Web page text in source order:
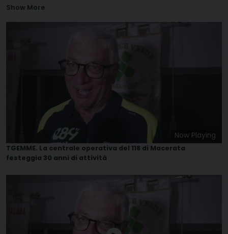
Show More
Now Playing
TGEMME. La centrale operativa del 118 di Macerata
festeggia 30 anni di attività